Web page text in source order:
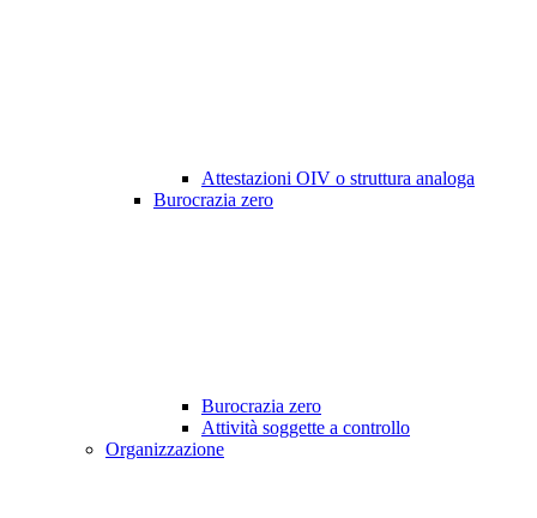
Attestazioni OIV o struttura analoga
Burocrazia zero
Burocrazia zero
Attività soggette a controllo
Organizzazione